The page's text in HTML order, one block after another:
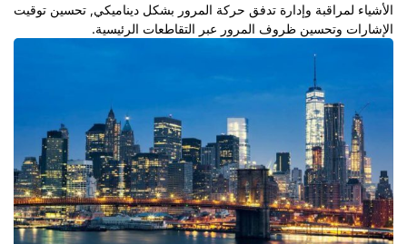
الأشياء لمراقبة وإدارة تدفق حركة المرور بشكل ديناميكي, تحسين توقيت
الإشارات وتحسين ظروف المرور عبر التقاطعات الرئيسية.